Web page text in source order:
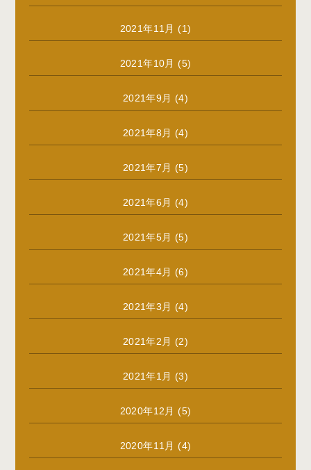
2021年11月 (1)
2021年10月 (5)
2021年9月 (4)
2021年8月 (4)
2021年7月 (5)
2021年6月 (4)
2021年5月 (5)
2021年4月 (6)
2021年3月 (4)
2021年2月 (2)
2021年1月 (3)
2020年12月 (5)
2020年11月 (4)